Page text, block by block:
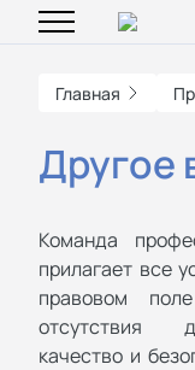
Главная
Другое
Команда
прилагает все
правовом
отсутствия
качество и